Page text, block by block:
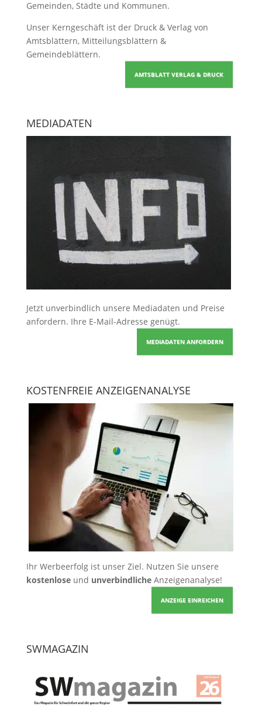
Gemeinden, Städte und Kommunen.
Unser Kerngeschäft ist der Druck & Verlag von
Amtsblättern, Mitteilungsblättern &
Gemeindeblättern.
AMTSBLATT VERLAG & DRUCK
MEDIADATEN
Jetzt unverbindlich unsere Mediadaten und Preise
anfordern. Ihre E-Mail-Adresse genügt.
MEDIADATEN ANFORDERN
KOSTENFREIE ANZEIGENANALYSE
Ihr Werbeerfolg ist unser Ziel. Nutzen Sie unsere
kostenloseund unverbindlicheAnzeigenanalyse!
ANZEIGE EINREICHEN
SWMAGAZIN